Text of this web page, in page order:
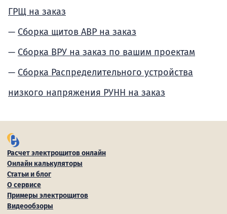
ГРЩ на заказ
Сборка щитов АВР на заказ
Сборка ВРУ на заказ по вашим проектам
Сборка Распределительного устройства
низкого напряжения РУНН на заказ
Расчет электрощитов онлайн
Онлайн калькуляторы
Статьи и блог
О сервисе
Примеры электрощитов
Видеообзоры